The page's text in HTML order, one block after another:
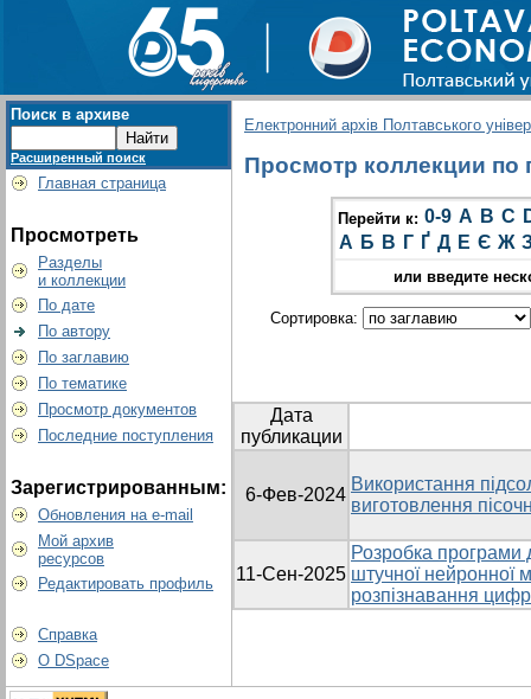
Поиск в архиве
Расширенный поиск
Главная страница
Просмотреть
Разделы
и коллекции
По дате
По автору
По заглавию
По тематике
Просмотр документов
Последние поступления
Зарегистрированным:
Обновления на e-mail
Мой архив
ресурсов
Редактировать профиль
Справка
О DSpace
Електронний архів Полтавського
Просмотр коллекции по
Перейти к: 0-9 A B C
А Б В Г Ґ Д Е Є Ж
или введите
Сортировка:
Дата
публикации
6-Фев-2024
Використання
виготовлення
11-Сен-2025
Розробка програми
штучної нейронної
розпізнавання цифр